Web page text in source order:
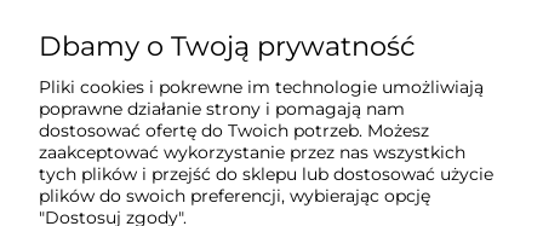
Moje konto
Płatności i dostawa
Informacje
Dbamy o Twoją prywatność
Pliki cookies i pokrewne im technologie umożliwiają
poprawne działanie strony i pomagają nam
dostosować ofertę do Twoich potrzeb. Możesz
zaakceptować wykorzystanie przez nas wszystkich
tych plików i przejść do sklepu lub dostosować użycie
plików do swoich preferencji, wybierając opcję
"Dostosuj zgody".